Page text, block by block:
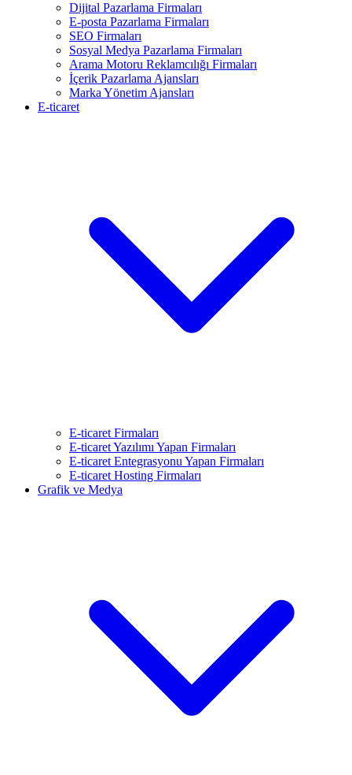
Dijital Pazarlama Firmaları
E-posta Pazarlama Firmaları
SEO Firmaları
Sosyal Medya Pazarlama Firmaları
Arama Motoru Reklamcılığı Firmaları
İçerik Pazarlama Ajansları
Marka Yönetim Ajansları
E-ticaret
E-ticaret Firmaları
E-ticaret Yazılımı Yapan Firmaları
E-ticaret Entegrasyonu Yapan Firmaları
E-ticaret Hosting Firmaları
Grafik ve Medya